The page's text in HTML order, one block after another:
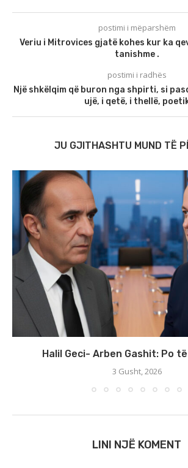
postimi i mëparshëm
Veriu i Mitrovices gjatë kohes kur ka
tanishme .
postimi i radhës
Një shkëlqim që buron nga shpirti, si
ujë, i qetë, i thellë,
JU GJITHASHTU MUND TË
Halil Geci- Arben Gashit: Po
3 Gusht, 2026
LINI NJË KOMENT